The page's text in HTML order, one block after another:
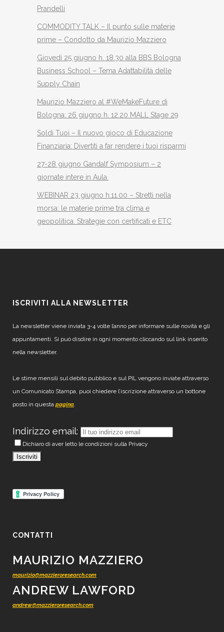
Prandelli
COMMODITY TALK – Il punto sulle materie
prime – Condotto da Maurizio Mazziero
Giovedì 25 giugno h. 18.30 alla BBS Bologna
Business School – Tema Adattabilità delle
Supply Chain
Maurizio Mazziero al #WeMakeFuture di
Bologna: 26 giugno h. 12.20 MALL Stage 29
Soldi Tuoi – Il nuovo gioco di Educazione
Finanziaria: Divertiti a far rendere i tuoi risparmi
27-28 giugno Gandalf Symposium – 2
giornate intere in Aula.
WEBINAR 23 giugno h.11.00 – Stretti nella
morsa: le materie prime tra clima e
geopolitica. Strategie con certificati e ETC
ISCRIVITI ALLA NEWSLETTER
La newsletter viene inviata 3-4 volte l’anno per informare sulle novità e gli
appuntamenti. Si può disdire in ogni momento cliccando sul link inserito
nella newsletter.
Le stime mensili sul debito pubblico e sul PIL vengono inviate attraverso
un Comunicato Stampa, puoi chiedere l’iscrizione attraverso un bottone
posto in questa pagina.
Indirizzo email:
Dichiaro di aver letto le condizioni sulla Privacy
CONTATTI
MAURIZIO MAZZIERO
maurizio@mazzieroresearch.com
ANDREW LAWFORD
andrew@mazzieroresearch.com